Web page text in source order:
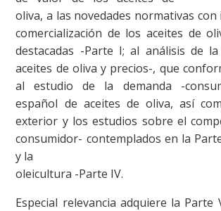
oliva, a las novedades normativas
comercialización de los aceites de
destacadas -Parte I; al análisis de
aceites de oliva y precios-, que
al estudio de la demanda -
español de aceites de oliva, así
exterior y los estudios sobre el
consumidor- contemplados en la
y la
oleicultura -Parte IV.
Especial relevancia adquiere la Parte